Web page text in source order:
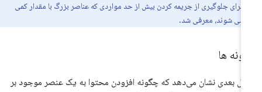
برای جلوگیری از جریمه کردن بیش از حد مواردی که عناصر بزرگ با مقدار کمی
می شوند، معرفی شد.
ها
بعدی نشان می‌دهد که چگونه افزودن محتوا به یک عنصر موجود بر